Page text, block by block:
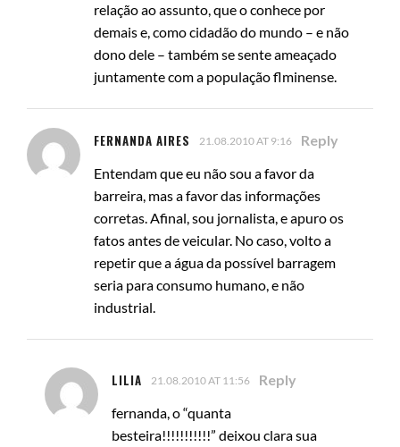
relação ao assunto, que o conhece por
demais e, como cidadão do mundo – e não
dono dele – também se sente ameaçado
juntamente com a população flminense.
FERNANDA AIRES 21.08.2010 AT 9:16
Reply
Entendam que eu não sou a favor da
barreira, mas a favor das informações
corretas. Afinal, sou jornalista, e apuro os
fatos antes de veicular. No caso, volto a
repetir que a água da possível barragem
seria para consumo humano, e não
industrial.
LILIA 21.08.2010 AT 11:56
Reply
fernanda, o “quanta
besteira!!!!!!!!!!!” deixou clara sua